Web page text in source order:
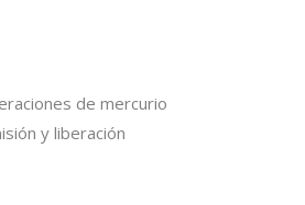
de mercurio
y liberación